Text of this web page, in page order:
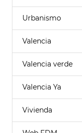
Urbanismo
Valencia
Valencia verde
Valencia Ya
Vivienda